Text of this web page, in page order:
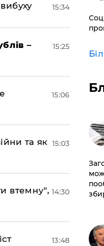
15:34
–
15:25
15:06
та як 15:03
втемну", 14:30
13:48